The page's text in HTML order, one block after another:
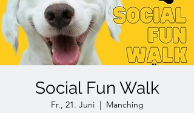
Social Fun Walk
Fr., 21. Juni
  |
Manching